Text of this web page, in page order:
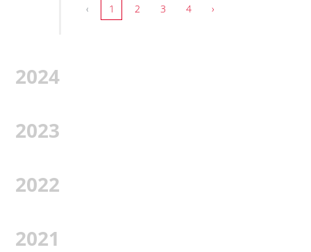
‹ 1 2 3 4 ›
2024
2023
2022
2021